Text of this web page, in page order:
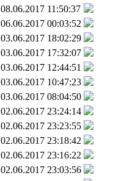
08.06.2017 11:50:37
06.06.2017 00:03:52
03.06.2017 18:02:29
03.06.2017 17:32:07
03.06.2017 12:44:51
03.06.2017 10:47:23
03.06.2017 08:04:50
02.06.2017 23:24:14
02.06.2017 23:23:55
02.06.2017 23:18:42
02.06.2017 23:16:22
02.06.2017 23:03:56